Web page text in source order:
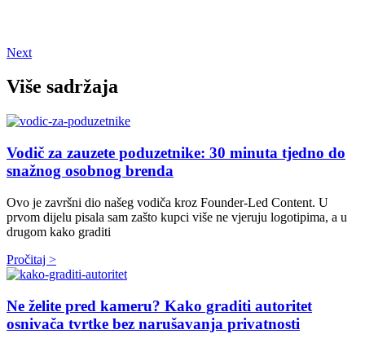
Next
Više sadržaja
Vodič za zauzete poduzetnike: 30 minuta tjedno do
snažnog osobnog brenda
Ovo je završni dio našeg vodiča kroz Founder-Led Content. U
prvom dijelu pisala sam zašto kupci više ne vjeruju logotipima, a u
drugom kako graditi
Pročitaj >
Ne želite pred kameru? Kako graditi autoritet
osnivača tvrtke bez narušavanja privatnosti